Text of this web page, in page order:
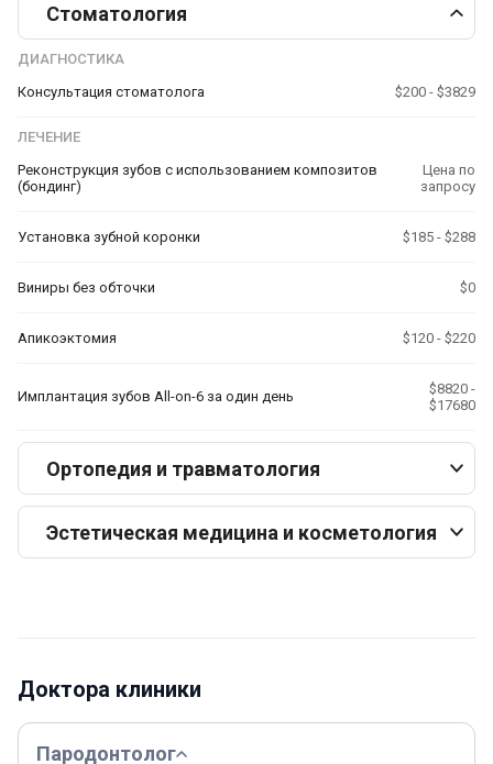
Стоматология
ДИАГНОСТИКА
Консультация стоматолога
$200 - $3829
ЛЕЧЕНИЕ
Реконструкция зубов с использованием композитов
(бондинг)
Цена по
запросу
Установка зубной коронки $185 - $288
Виниры без обточки $0
Апикоэктомия $120 - $220
Имплантация зубов All-on-6 за один день
$8820 -
$17680
Ортопедия и травматология
Эстетическая медицина и косметология
Доктора клиники
Пародонтолог